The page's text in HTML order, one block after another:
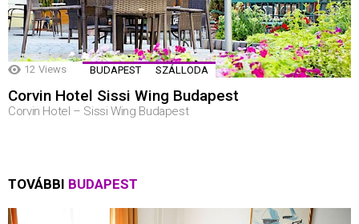
12 Views BUDAPEST SZÁLLODA
Corvin Hotel Sissi Wing Budapest
Corvin Hotel – Sissi Wing Budapest
TOVÁBBI BUDAPEST